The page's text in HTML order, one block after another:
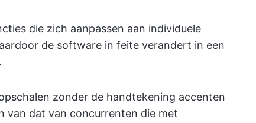
die zich aanpassen aan individuele
de software in feite verandert in een
zonder de handtekening accenten
van dat van concurrenten die met